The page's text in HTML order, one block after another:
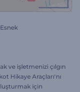
Esnek
ve işletmenizi çılgın
Hikaye Araçları'nı
için